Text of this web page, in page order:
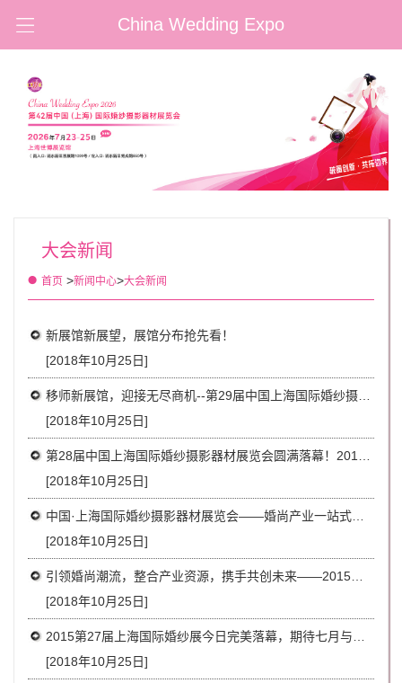
China Wedding Expo
大会新闻
首页 >新闻中心>大会新闻
新展馆新展望，展馆分布抢先看！
[2018年10月25日]
移师新展馆，迎接无尽商机--第29届中国上海国际婚纱摄影器材展览会
[2018年10月25日]
第28届中国上海国际婚纱摄影器材展览会圆满落幕！2016年2月上海新国际博览中心再相会！
[2018年10月25日]
中国·上海国际婚纱摄影器材展览会——婚尚产业一站式展示采购平台
[2018年10月25日]
引领婚尚潮流，整合产业资源，携手共创未来——2015年秋季上海国际婚纱展展望
[2018年10月25日]
2015第27届上海国际婚纱展今日完美落幕，期待七月与您再相会
[2018年10月25日]